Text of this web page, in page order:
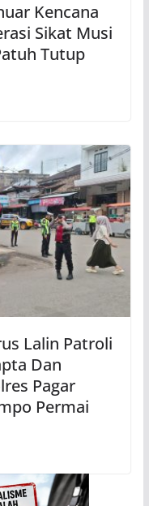
Kencana
Sikat Musi
Tutup
Lalin Patroli
Dan
Pagar
Permai